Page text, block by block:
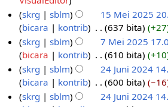
s
a
n
s
u
n
t
2
n
g
k
a
s
a
n
s
e
2
2
a
r
i
n
g
k
a
s
k
a
d
a
r
i
n
g
M
0
5
i
d
a
k
a
d
a
r
5
e
2
skrg sblm 15 Mei 2025
bicara
kontrib 637 bita +27
T
i
d
a
k
M
skrg sblm 7 Mei 2025
bicara
kontrib 610 bita +10
T
i
d
4
skrg sblm 24 Juni 2024
bicara
kontrib 600 bita −16
Tskrg
sblm 24 Juni 2024